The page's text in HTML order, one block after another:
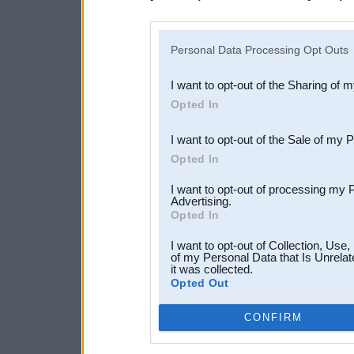
Downstream Participants
third parties.
Personal Data Processing Opt Outs
I want to opt-out of the Sharing of
Opted In
I want to opt-out of the Sale of my
Opted In
I want to opt-out of processing my
Advertising.
Opted In
I want to opt-out of Collection,
of my Personal Data that Is
it was collected.
Opted Out
CONFIRM